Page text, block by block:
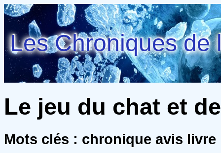
Les Chroniques de
Le jeu du chat et
Mots clés : chronique avis